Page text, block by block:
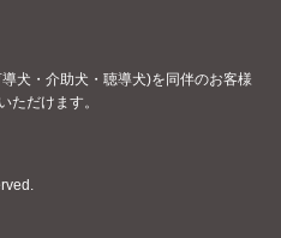
犬・介助犬・聴導犬)を同伴のお客様
ただけます。